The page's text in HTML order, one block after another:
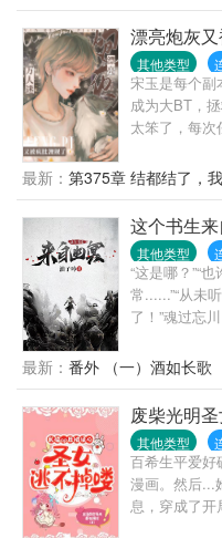
漂亮炮灰
其他类型
宋玉是每个副
成为大BT，
太笨了，每
救他呀?身边
夺与强制，
小惜命的宋玉
的圈套中。不
都好像对他虎
要疯了，所以
开！”注：攻
最新： 第375章 结都结了，
这个书生
其他类型
“这是哪？”“
常......”“从未
了！”魂过忘
得了通幽之
的真相，苏墨
最新： 番外 （一）酒如长歌
废柴光明
其他类型
百希生平爱好
漫画。然后...
息，穿成了开